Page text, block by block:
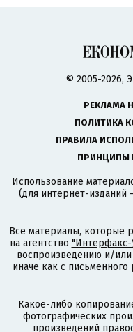
© 2005-2026,
РЕКЛАМА
ПОЛИТИКА
ПРАВИЛА
ПРИНЦИПЫ
Использование
(для интернет-изданий
Все материалы, которые
на агентство "Интерфакс-
воспроизведению и/
иначе как с
Какое-либо
фотографических
произведений